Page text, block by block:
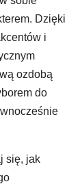
Dzięki
i
ozdobą
do
się, jak